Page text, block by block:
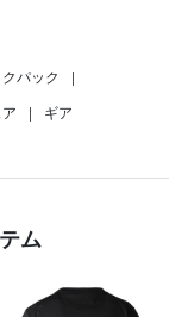
パック
|
| ギア
ム